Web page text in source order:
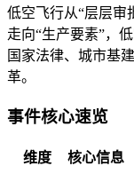
低空飞行从“层层审
走向“生产要素”，
国家法律、城市基
革。
事件核心速览
维度 核心信息